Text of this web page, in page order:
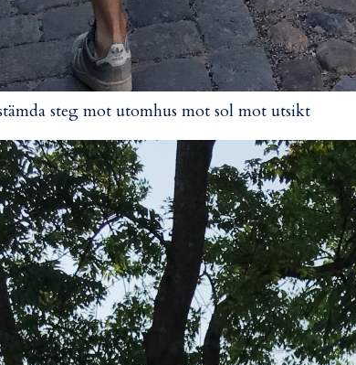
steg mot utomhus mot sol mot utsikt